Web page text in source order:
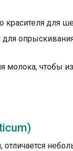
красителя для
молока, чтобы
отличается